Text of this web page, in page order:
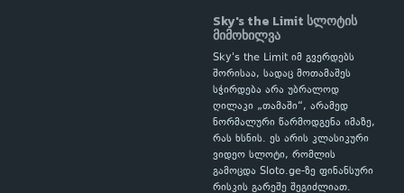
Sky's the Limit სლოტის
მიმოხილვა
Sky's the Limit იმ გვერდებს
შორისაა, სადაც მოთამაშეს
სჭირდება არა უბრალოდ
ღილაკი „თამაში“, არამედ
ნორმალური წარმოდგენა იმაზე,
რას ხსნის. ეს არის კლასიკური
ვიდეო სლოტი, რომლის
გამოცდა Sloto.ge-ზე ფინანსური
რისკის გარეშე შეგიძლიათ.